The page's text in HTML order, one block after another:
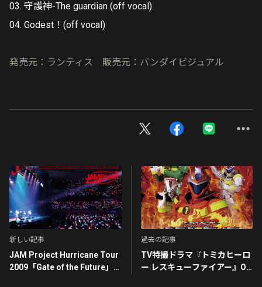
03. 守護神-The guardian (off vocal)
04. Godest！(off vocal)
発売元：ランティス 販売元：バンダイビジュアル
新しい記事
JAM Project Hurricane Tour
2009「Gate of the Future」
過去の記事
TV特撮ドラマ『トミカヒーロ
ー レスキューファイアー』OP